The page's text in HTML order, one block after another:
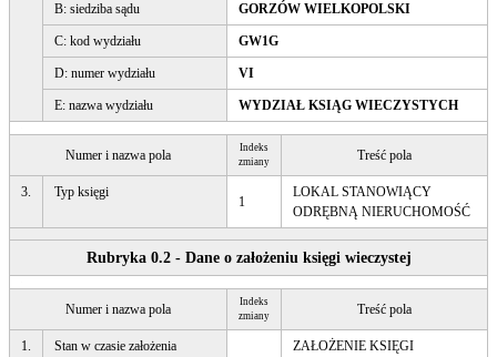
B: siedziba sądu GORZÓW WIELKOPOLSKI
C: kod wydziału GW1G
D: numer wydziału VI
E: nazwa wydziału WYDZIAŁ KSIĄG WIECZYSTYCH
Numer i nazwa pola
Indeks
zmiany
Treść pola
3. Typ księgi
1
LOKAL STANOWIĄCY
ODRĘBNĄ NIERUCHOMOŚĆ
Rubryka 0.2 - Dane o założeniu księgi wieczystej
Numer i nazwa pola
Indeks
zmiany
Treść pola
1. Stan w czasie założenia
ZAŁOŻENIE KSIĘGI